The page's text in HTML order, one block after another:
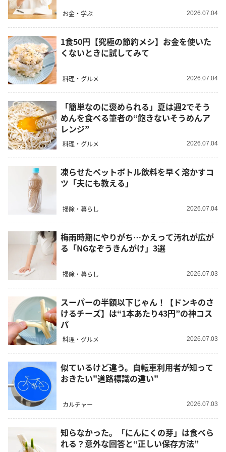
お金・学ぶ 2026.07.04
1食50円【究極の節約メシ】お金を使いた
くないときに試してみて
料理・グルメ 2026.07.04
「簡単なのに褒められる」夏は週2でそう
めんを食べる筆者の“飽きないそうめんア
レンジ”
料理・グルメ 2026.07.04
凍らせたペットボトル飲料を早く溶かすコ
ツ「夫にも教える」
掃除・暮らし 2026.07.04
梅雨時期にやりがち…かえって汚れが広が
る「NGなぞうきんがけ」3選
掃除・暮らし 2026.07.03
スーパーの半額以下じゃん！【ドンキのさ
けるチーズ】は“1本あたり43円”の神コス
パ
料理・グルメ 2026.07.03
似ているけど違う。自転車利用者が知って
おきたい"道路標識の違い"
カルチャー 2026.07.03
知らなかった。「にんにくの芽」は食べら
れる？意外な回答と“正しい保存方法”